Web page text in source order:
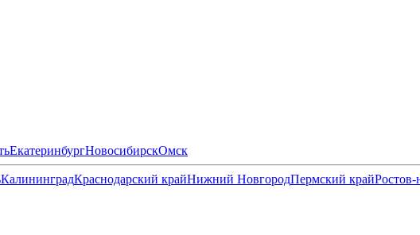
ЕкатеринбургНовосибирскОмск
КалининградКраснодарский крайНижний НовгородПермский край